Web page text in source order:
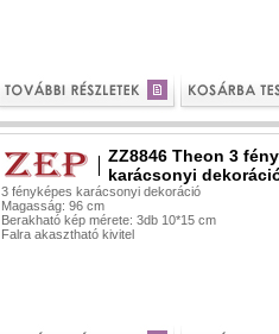
ZZ8846 Theon 3
karácsonyi
3 fényképes karácsonyi dekoráció
Magasság: 96 cm
Berakható kép mérete: 3db 10*15 cm
Falra akasztható kivitel